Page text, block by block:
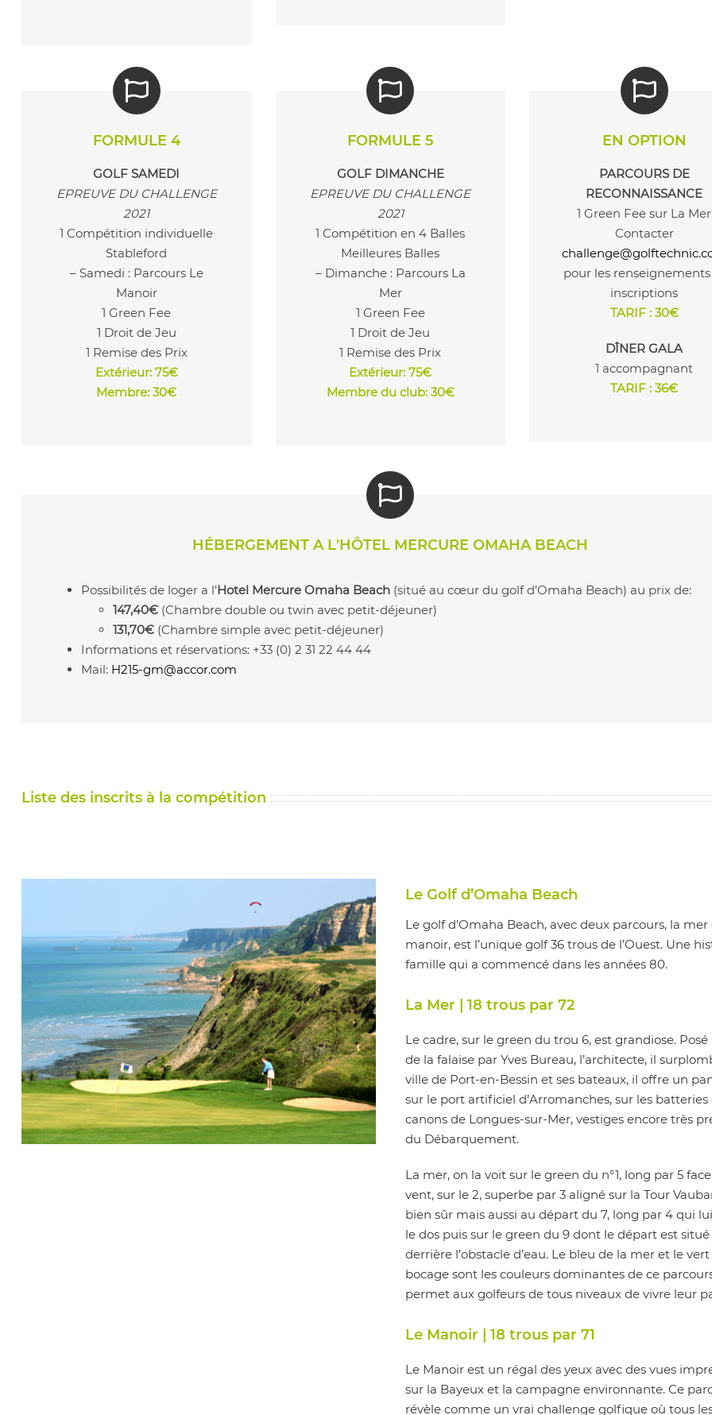
FORMULE 4
GOLF SAMEDI
EPREUVE DU CHALLENGE
2021
1 Compétition individuelle
Stableford
– Samedi : Parcours Le
Manoir
1 Green Fee
1 Droit de Jeu
1 Remise des Prix
Extérieur: 75€
Membre: 30€
FORMULE 5
GOLF DIMANCHE
EPREUVE DU CHALLENGE
2021
1 Compétition en 4 Balles
Meilleures Balles
– Dimanche : Parcours La
Mer
1 Green Fee
1 Droit de Jeu
1 Remise des Prix
Extérieur: 75€
Membre du club: 30€
EN OPTION
PARCOURS DE
RECONNAISSANCE
1 Green Fee sur La Mer
Contacter
pour les
inscriptions
TARIF : 30€
DÎNER GALA
1 accompagnant
TARIF : 36€
HÉBERGEMENT A L'HÔTEL MERCURE OMAHA BEACH
Possibilités de loger a l’Hotel Mercure Omaha Beach(situé au cœur du golf d’Omaha Beach) au prix de:
147,40€(Chambre double ou twin avec petit-déjeuner)
131,70€(Chambre simple avec petit-déjeuner)
Informations et réservations: +33 (0) 2 31 22 44 44
Mail: H215-gm@accor.com
Liste des inscrits à la compétition
Le Golf d’Omaha Beach
Le golf d’Omaha Beach, avec deux parcours, la mer
manoir, est l’unique golf 36 trous de l’Ouest. Une
famille qui a commencé dans les années 80.
La Mer | 18 trous par 72
Le cadre, sur le green du trou 6, est grandiose.
de la falaise par Yves Bureau, l’architecte, il
ville de Port-en-Bessin et ses bateaux, il offre un
sur le port artificiel d’Arromanches, sur les batteries
canons de Longues-sur-Mer, vestiges encore très
du Débarquement.
La mer, on la voit sur le green du n°1, long par 5
vent, sur le 2, superbe par 3 aligné sur la Tour
bien sûr mais aussi au départ du 7, long par 4 qui
le dos puis sur le green du 9 dont le départ est
derrière l’obstacle d’eau. Le bleu de la mer et le
bocage sont les couleurs dominantes de ce
permet aux golfeurs de tous niveaux de vivre leur
Le Manoir | 18 trous par 71
Le Manoir est un régal des yeux avec des vues
sur la Bayeux et la campagne environnante. Ce
révèle comme un vrai challenge golfique où tous